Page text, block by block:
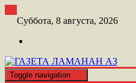
Суббота, 8 августа, 2026
Toggle navigation